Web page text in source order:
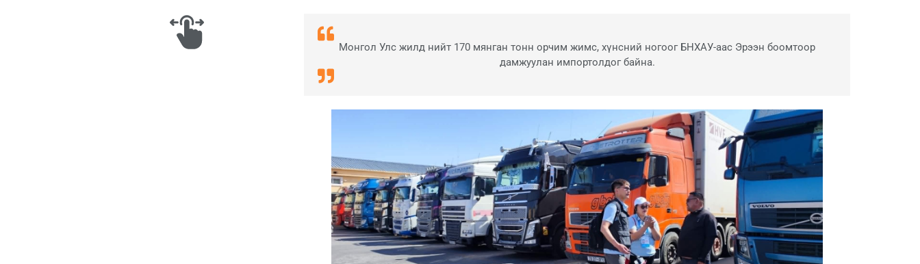
Монгол Улс жилд нийт 170 мянган тонн орчим жимс, хүнсний ногоог БНХАУ-аас Эрээн боомтоор
дамжуулан импортолдог байна.